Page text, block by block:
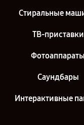
Стиральные
ТВ-приставки
Фотоаппараты
Саундбары
Интерактивные